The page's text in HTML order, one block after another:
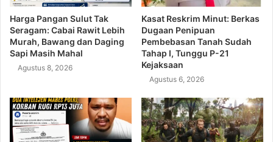
Harga Pangan Sulut Tak
Seragam: Cabai Rawit Lebih
Murah, Bawang dan Daging
Sapi Masih Mahal
Agustus 8, 2026
Kasat Reskrim Minut: Berkas
Dugaan Penipuan
Pembebasan Tanah Sudah
Tahap I, Tunggu P-21
Kejaksaan
Agustus 6, 2026